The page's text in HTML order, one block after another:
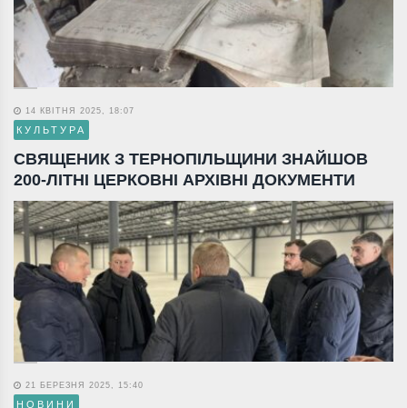
14 КВІТНЯ 2025, 18:07
КУЛЬТУРА
СВЯЩЕНИК З ТЕРНОПІЛЬЩИНИ ЗНАЙШОВ
200-ЛІТНІ ЦЕРКОВНІ АРХІВНІ ДОКУМЕНТИ
21 БЕРЕЗНЯ 2025, 15:40
НОВИНИ